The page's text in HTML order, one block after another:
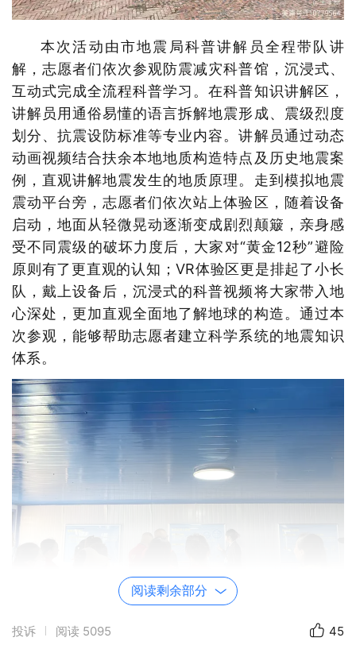
本次活动由市地震局科普讲解员全程带队讲
解，志愿者们依次参观防震减灾科普馆，沉浸式、
互动式完成全流程科普学习。在科普知识讲解区，
讲解员用通俗易懂的语言拆解地震形成、震级烈度
划分、抗震设防标准等专业内容。讲解员通过动态
动画视频结合扶余本地地质构造特点及历史地震案
例，直观讲解地震发生的地质原理。走到模拟地震
震动平台旁，志愿者们依次站上体验区，随着设备
启动，地面从轻微晃动逐渐变成剧烈颠簸，亲身感
受不同震级的破坏力度后，大家对“黄金12秒”避险
原则有了更直观的认知；VR体验区更是排起了小长
队，戴上设备后，沉浸式的科普视频将大家带入地
心深处，更加直观全面地了解地球的构造。通过本
次参观，能够帮助志愿者建立科学系统的地震知识
体系。
阅读剩余部分
投诉 阅读 5095 45